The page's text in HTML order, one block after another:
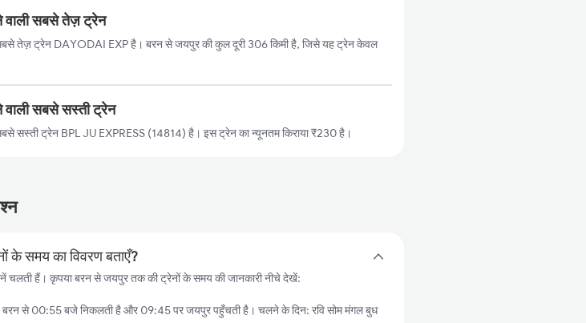
सबसे तेज़ ट्रेन
तेज़ ट्रेन DAYODAI EXP है। बरन से जयपुर की कुल दूरी 306 किमी है, जिसे यह ट्रेन केवल
सबसे सस्ती ट्रेन
सस्ती ट्रेन BPL JU EXPRESS (14814) है। इस ट्रेन का न्यूनतम किराया ₹230 है।
के समय का विवरण बताएँ?
हैं। कृपया बरन से जयपुर तक की ट्रेनों के समय की जानकारी नीचे देखें:
बरन से 00:55 बजे निकलती है और 09:45 पर जयपुर पहुँचती है। चलने के दिन: रवि सोम मंगल बुध